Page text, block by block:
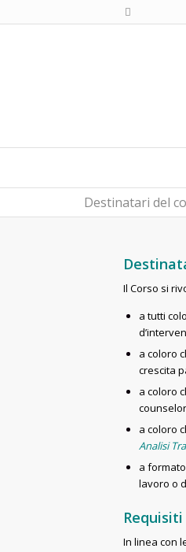
Destinatari del
Il Corso si
a tutti
a coloro
crescita
a coloro
a coloro
Analisi
a
lavoro o
In linea con